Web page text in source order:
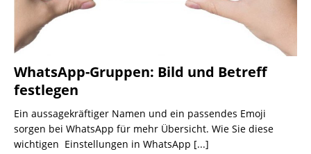
WhatsApp-Gruppen: Bild und Betreff
festlegen
Ein aussagekräftiger Namen und ein passendes Emoji
sorgen bei WhatsApp für mehr Übersicht. Wie Sie diese
wichtigen Einstellungen in WhatsApp [...]